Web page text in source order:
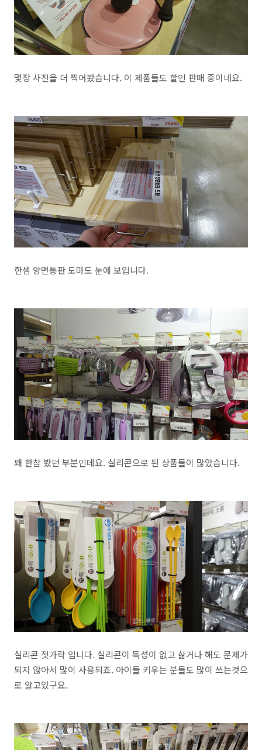
몇장 사진을 더 찍어봤습니다. 이 제품들도 할인 판매 중이네요.
한샘 양면통판 도마도 눈에 보입니다.
꽤 한참 봤던 부분인데요. 실리콘으로 된 상품들이 많았습니다.
실리콘 젓가락 입니다. 실리콘이 독성이 없고 삶거나 해도 문제가
되지 않아서 많이 사용되죠. 아이들 키우는 분들도 많이 쓰는것으
로 알고있구요.